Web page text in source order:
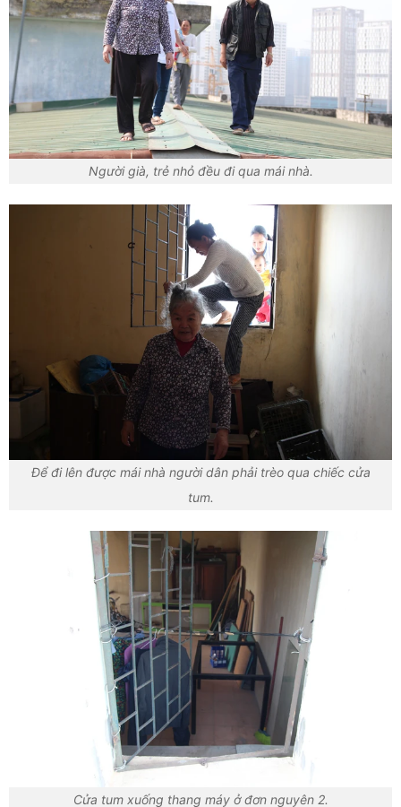
Người già, trẻ nhỏ đều đi qua mái nhà.
Để đi lên được mái nhà người dân phải trèo qua chiếc cửa
tum.
Cửa tum xuống thang máy ở đơn nguyên 2.